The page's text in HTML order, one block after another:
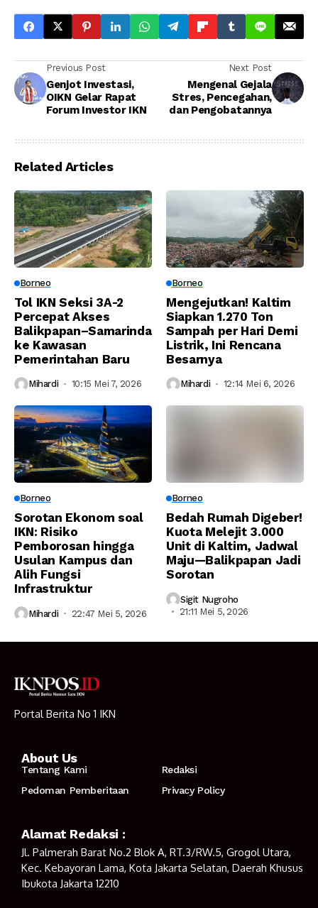
Previous Post
Genjot Investasi,
OIKN Gelar Rapat
Forum Investor IKN
Next Post
Mengenal Gejala
Stres, Pencegahan,
dan Pengobatannya
Related Articles
Borneo
Tol IKN Seksi 3A-2
Percepat Akses
Balikpapan–Samarinda
ke Kawasan
Pemerintahan Baru
Mihardi 10:15 Mei 7, 2026
Borneo
Mengejutkan! Kaltim
Siapkan 1.270 Ton
Sampah per Hari Demi
Listrik, Ini Rencana
Besarnya
Mihardi 12:14 Mei 6, 2026
Borneo
Sorotan Ekonom soal
IKN: Risiko
Pemborosan hingga
Usulan Kampus dan
Alih Fungsi
Infrastruktur
Mihardi 22:47 Mei 5, 2026
Borneo
Bedah Rumah Digeber!
Kuota Melejit 3.000
Unit di Kaltim, Jadwal
Maju—Balikpapan Jadi
Sorotan
Sigit Nugroho
21:11 Mei 5, 2026
Portal Berita No 1 IKN
About Us
Tentang Kami
Redaksi
Pedoman Pemberitaan
Privacy Policy
Alamat Redaksi :
Jl. Palmerah Barat No.2 Blok A, RT.3/RW.5, Grogol Utara,
Kec. Kebayoran Lama, Kota Jakarta Selatan, Daerah Khusus
Ibukota Jakarta 12210